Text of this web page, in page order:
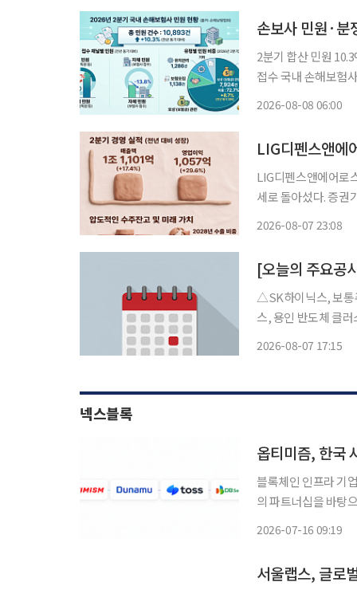
손보사 민원·분
2분기 합산 민원
접수 국내 손해보험사들의 민원과 분쟁조정 건수가 증가세를 유지한 가운데 보험금 지급을
2026-08-08 06:00
LIG디펜스앤에어로
세로 돌아섰다. 증권
2026-08-07 23:08
△SK하이닉스, 보통주
스, 용인 반도체 클러스터
2026-08-07 17:15
넥스블록
옵티미즘, 한국
블록체인 인프라 기
의 파트너십을 바탕으로 한국 사업 확
2026-07-16 09:19
서울랩스, 글로